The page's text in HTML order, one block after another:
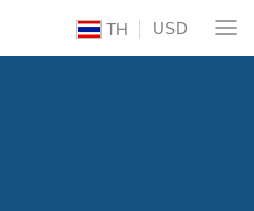
TH USD